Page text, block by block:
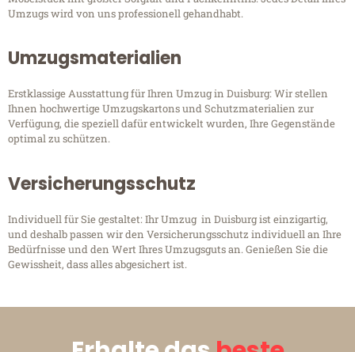
Umzugs wird von uns professionell gehandhabt.
Umzugsmaterialien
Erstklassige Ausstattung für Ihren Umzug in Duisburg: Wir stellen
Ihnen hochwertige Umzugskartons und Schutzmaterialien zur
Verfügung, die speziell dafür entwickelt wurden, Ihre Gegenstände
optimal zu schützen.
Versicherungsschutz
Individuell für Sie gestaltet: Ihr Umzug in Duisburg ist einzigartig,
und deshalb passen wir den Versicherungsschutz individuell an Ihre
Bedürfnisse und den Wert Ihres Umzugsguts an. Genießen Sie die
Gewissheit, dass alles abgesichert ist.